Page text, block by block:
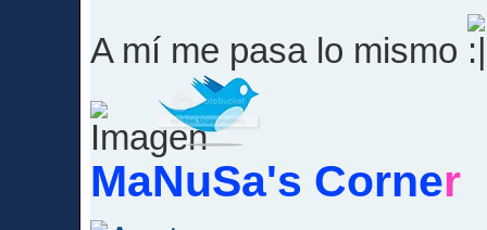
A mí me pasa lo mismo
MaNuSa's Corner